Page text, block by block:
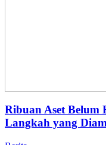
Ribuan Aset Belum
Langkah yang